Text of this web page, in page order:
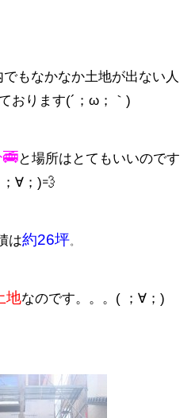
もなかなか土地が出ない人
おります(´；ω；｀)
🚎と場所はとてもいいのです
∀；)💨
は約26坪。
地なのです。。。( ；∀；)